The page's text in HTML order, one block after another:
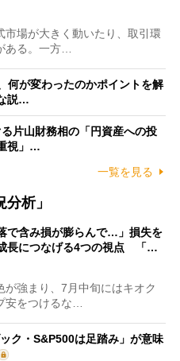
場が大きく動いたり、取引環
ある。一方…
何が変わったのかポイントを解
説…
片山財務相の「円資産への投
視」…
一覧を見る
析」
で含み損が膨らんで…」損失を
長につなげる4つの視点 「…
強まり、7月中旬にはキオク
安をつけるな…
ク・S&P500は足踏み」が意味